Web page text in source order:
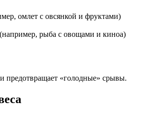
омлет с овсянкой и фруктами)
рыба с овощами и киноа)
предотвращает «голодные» срывы.